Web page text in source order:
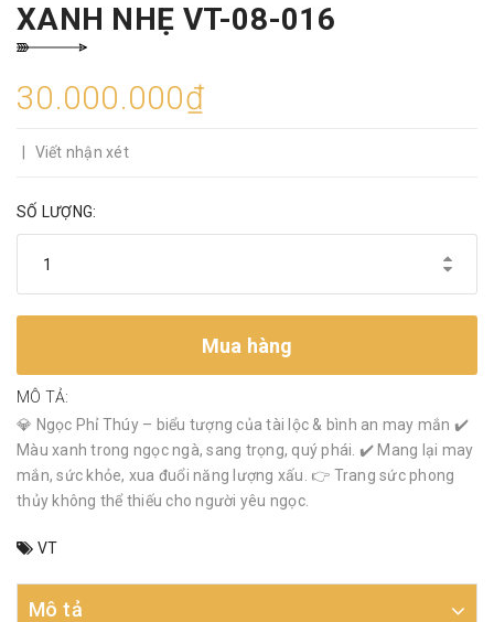
XANH NHẸ VT-08-016
30.000.000₫
Viết nhận xét
SỐ LƯỢNG:
Mua hàng
MÔ TẢ:
💎 Ngọc Phỉ Thúy – biểu tượng của tài lộc & bình an may mắn ✔️
Màu xanh trong ngọc ngà, sang trọng, quý phái. ✔️ Mang lại may
mắn, sức khỏe, xua đuổi năng lượng xấu. 👉 Trang sức phong
thủy không thể thiếu cho người yêu ngọc.
VT
Mô tả